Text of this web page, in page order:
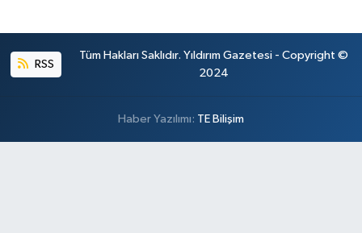
RSS
Tüm Hakları Saklıdır. Yıldırım Gazetesi - Copyright ©
2024
Haber Yazılımı: TE Bilişim